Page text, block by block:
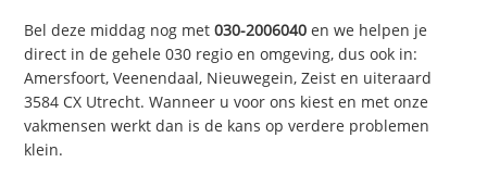
Bel deze middag nog met030-2006040 en we helpen je
direct in de gehele 030 regio en omgeving, dus ook in:
Amersfoort, Veenendaal, Nieuwegein, Zeist en uiteraard
3584 CX Utrecht. Wanneer u voor ons kiest en met onze
vakmensen werkt dan is de kans op verdere problemen
klein.